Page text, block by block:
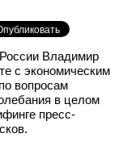
Владимир
с экономическим
вопросам
в целом
пресс-